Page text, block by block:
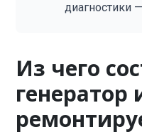
диагностики
Из чего